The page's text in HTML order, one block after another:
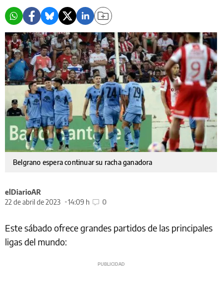
Belgrano espera continuar su racha ganadora
elDiarioAR
22 de abril de 2023
14:09 h 0
Este sábado ofrece grandes partidos de las principales
ligas del mundo: